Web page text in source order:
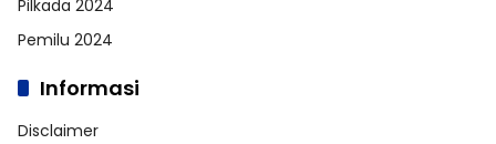
Pilkada 2024
Pemilu 2024
Informasi
Disclaimer